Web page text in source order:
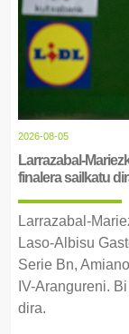
2026-08-05
Larrazabal-
finalera sailkatu
Larrazabal-
Laso-Albisu
Serie Bn,
IV-Arangureni.
dira.